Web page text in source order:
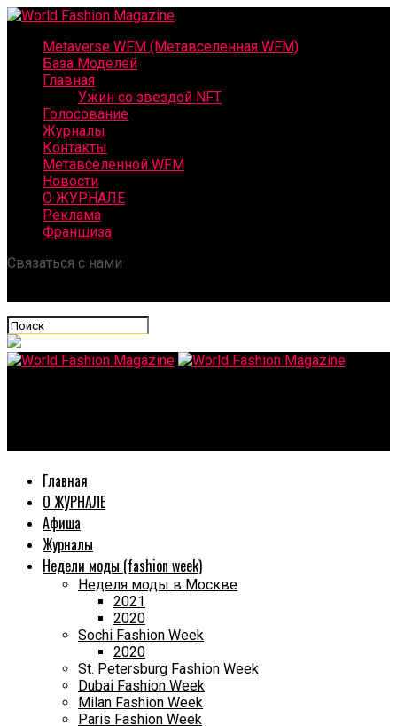
Metaverse WFM (Метавселенная WFM)
База Моделей
Главная
Ужин со звездой NFT
Голосование
Журналы
Контакты
Метавселенной WFM
Новости
О ЖУРНАЛЕ
Реклама
Франшиза
Связаться с нами
Главная
О ЖУРНАЛЕ
Афиша
Журналы
Недели моды (fashion week)
Неделя моды в Москве
2021
2020
Sochi Fashion Week
2020
St. Petersburg Fashion Week
Dubai Fashion Week
Milan Fashion Week
Paris Fashion Week